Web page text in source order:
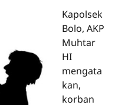
Kapolsek
Bolo, AKP
Muhtar
HI
mengata
kan,
korban